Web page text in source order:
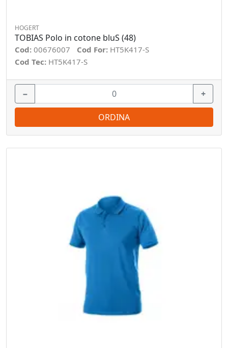
HOGERT
TOBIAS Polo in cotone bluS (48)
Cod: 00676007 Cod For: HT5K417-S
Cod Tec: HT5K417-S
− +
ORDINA